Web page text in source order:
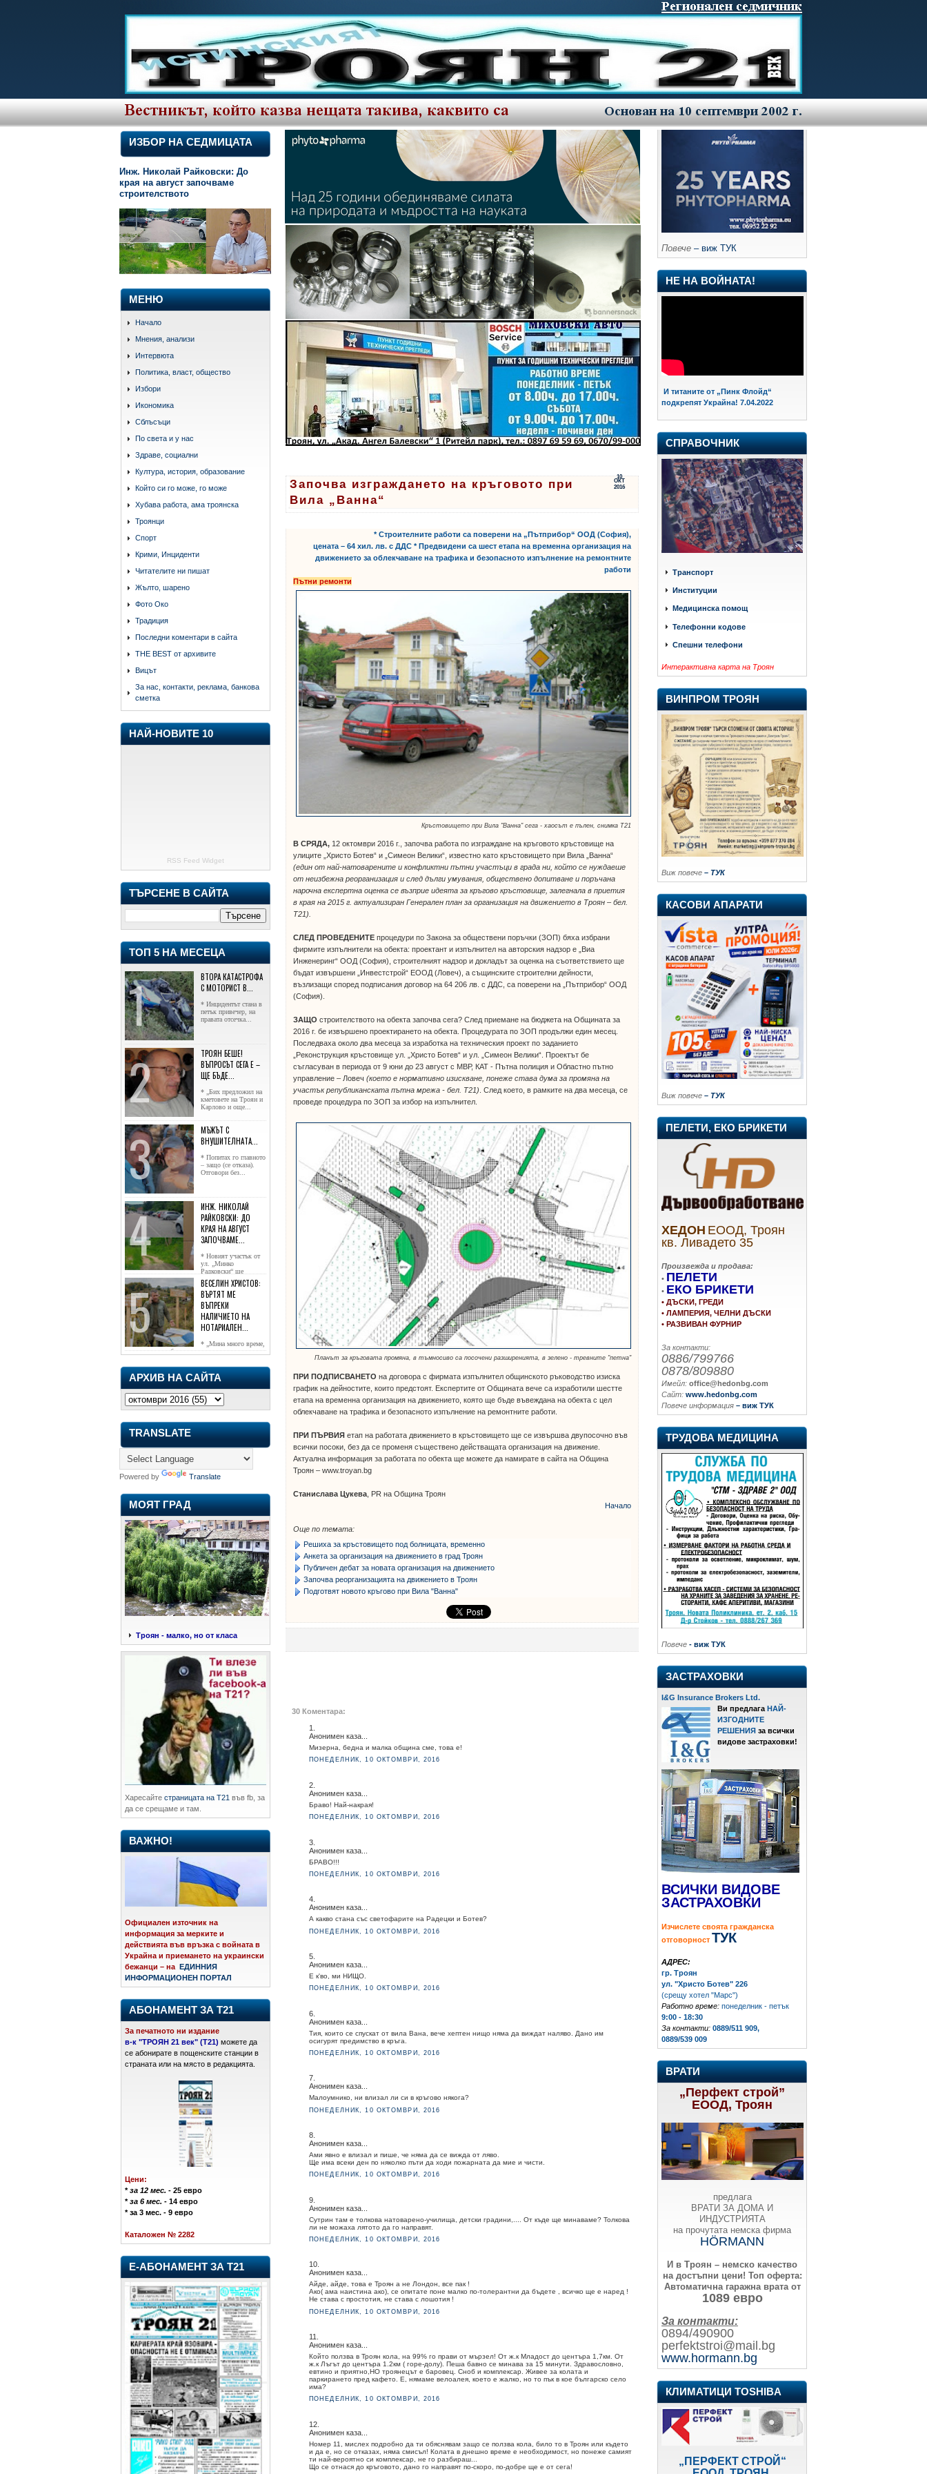
ИЗБОР НА СЕДМИЦАТА
Инж. Николай Райковски: До
края на август започваме
строителството
МЕНЮ
Начало
Мнения, анализи
Интервюта
Политика, власт, общество
Избори
Икономика
Сблъсъци
По света и у нас
Здраве, социални
Култура, история, образование
Който си го може, го може
Хубава работа, ама троянска
Троянци
Спорт
Крими, Инциденти
Читателите ни пишат
Жълто, шарено
Фото Око
Традиция
Последни коментари в сайта
THE BEST от архивите
Вицът
За нас, контакти, реклама, банкова
сметка
НАЙ-НОВИТЕ 10
RSS Feed Widget
ТЪРСЕНЕ В САЙТА
ТОП 5 НА МЕСЕЦА
ВТОРА КАТАСТРОФА
С МОТОРИСТ В...
* Инцидентът стана в
петък привечер, на
правата отсечка...
ТРОЯН БЕШЕ!
ВЪПРОСЪТ СЕГА Е –
ЩЕ БЪДЕ...
* „Бих предложил на
кметовете на Троян и
Карлово и още...
МЪЖЪТ С
ВНУШИТЕЛНАТА...
* Попитах го главното
– защо (се отказа).
Отговори без...
ИНЖ. НИКОЛАЙ
РАЙКОВСКИ: ДО
КРАЯ НА АВГУСТ
ЗАПОЧВАМЕ...
* Новият участък от
ул. „Минко
Радковски“ ще
достигне жк...
ВЕСЕЛИН ХРИСТОВ:
ВЪРТЯТ МЕ
ВЪПРЕКИ
НАЛИЧИЕТО НА
НОТАРИАЛЕН...
* „Мина много време,
чаках го да се обади, но нищо не...
АРХИВ НА САЙТА
TRANSLATE
Powered by Translate
МОЯТ ГРАД
Троян - малко, но от класа
Харесайте страницата на Т21 във fb, за
да се срещаме и там.
ВАЖНО!
Официален източник на
информация за мерките и
действията във връзка с войната в
Украйна и приемането на украински
бежанци – на
ЕДИННИЯ
ИНФОРМАЦИОНЕН ПОРТАЛ
АБОНАМЕНТ ЗА Т21
За печатното ни издание
в-к "ТРОЯН 21 век" (Т21) можете да
се абонирате в пощенските станции в
страната или на място в редакцията.
Цени:
*за 12 мес. - 25 евро
*за 6 мес. - 14 евро
* за 3 мес. - 9 евро
Каталожен № 2282
Е-АБОНАМЕНТ ЗА Т21
10
ОКТ
2016
Започва изграждането на кръговото при
Вила „Ванна“
* Строителните работи са поверени на „Пътприбор“ ООД (София),
цената – 64 хил. лв. с ДДС * Предвидени са шест етапа на временна организация на
движението за облекчаване на трафика и безопасното изпълнение на ремонтните
работи
Пътни ремонти
Кръстовището при Вила "Ванна" сега - хаосът е пълен, снимка Т21
В СРЯДА, 12 октомври 2016 г., започва работа по изграждане на кръговото кръстовище на
улиците „Христо Ботев“ и „Симеон Велики“, известно като кръстовището при Вила „Ванна“
(един от най-натоварените и конфликтни пътни участъци в града ни, който се нуждаеше
от неизбежна реорганизация и след дълги умувания, обществено допитване и поръчана
нарочна експертна оценка се възприе идеята за кръгово кръстовище, залегнала в приетия
в края на 2015 г. актуализиран Генерален план за организация на движението в Троян – бел.
Т21).
СЛЕД ПРОВЕДЕНИТЕ процедури по Закона за обществени поръчки (ЗОП) бяха избрани
фирмите изпълнители на обекта: проектант и изпълнител на авторския надзор е „Виа
Инженеринг“ ООД (София), строителният надзор и докладът за оценка на съответствието ще
бъдат извършени „Инвестстрой“ ЕООД (Ловеч), а същинските строителни дейности,
възлизащи според подписания договор на 64 206 лв. с ДДС, са поверени на „Пътприбор“ ООД
(София).
ЗАЩО строителството на обекта започва сега? След приемане на бюджета на Общината за
2016 г. бе извършено проектирането на обекта. Процедурата по ЗОП продължи един месец.
Последваха около два месеца за изработка на техническия проект по заданието
„Реконструкция кръстовище ул. „Христо Ботев“ и ул. „Симеон Велики“. Проектът бе
съгласуван в периода от 9 юни до 23 август с МВР, КАТ - Пътна полиция и Областно пътно
управление – Ловеч (което е нормативно изискване, понеже става дума за промяна на
участък републиканската пътна мрежа - бел. Т21) . След което, в рамките на два месеца, се
проведе процедура по ЗОП за избор на изпълнител.
Планът за кръговата промяна, в тъмносиво са посочени разширенията, в зелено - тревните "петна"
ПРИ ПОДПИСВАНЕТО на договора с фирмата изпълнител общинското ръководство изиска
график на дейностите, които предстоят. Експертите от Общината вече са изработили шестте
етапа на временна организация на движението, която ще бъде въвеждана на обекта с цел
облекчаване на трафика и безопасното изпълнение на ремонтните работи.
ПРИ ПЪРВИЯ етап на работата движението в кръстовището ще се извършва двупосочно във
всички посоки, без да се променя съществено действащата организация на движение.
Актуална информация за работата по обекта ще можете да намирате в сайта на Община
Троян – www.troyan.bg
Станислава Цукева , PR на Община Троян
Начало
Още по темата:
Решиха за кръстовището под болницата, временно
Анкета за организация на движението в град Троян
Публичен дебат за новата организация на движението
Започва реорганизацията на движението в Троян
Подготвят новото кръгово при Вила "Ванна"
30 Коментара:
1.
Анонимен каза...
Мизерна, бедна и малка община сме, това е!
ПОНЕДЕЛНИК, 10 ОКТОМВРИ, 2016
2.
Анонимен каза...
Браво! Най-накрая!
ПОНЕДЕЛНИК, 10 ОКТОМВРИ, 2016
3.
Анонимен каза...
БРАВО!!!
ПОНЕДЕЛНИК, 10 ОКТОМВРИ, 2016
4.
Анонимен каза...
А какво стана със светофарите на Радецки и Ботев?
ПОНЕДЕЛНИК, 10 ОКТОМВРИ, 2016
5.
Анонимен каза...
Е к'во, ми НИЩО.
ПОНЕДЕЛНИК, 10 ОКТОМВРИ, 2016
6.
Анонимен каза...
Тия, които се спускат от вила Вана, вече хептен нищо няма да виждат наляво. Дано им
осигурят предимство в кръга.
ПОНЕДЕЛНИК, 10 ОКТОМВРИ, 2016
7.
Анонимен каза...
Малоумнико, ни влизал ли си в кръгово някога?
ПОНЕДЕЛНИК, 10 ОКТОМВРИ, 2016
8.
Анонимен каза...
Ами явно е влизал и пише, че няма да се вижда от ляво.
Ще има всеки ден по няколко пъти да ходи пожарната да мие и чисти.
ПОНЕДЕЛНИК, 10 ОКТОМВРИ, 2016
9.
Анонимен каза...
Сутрин там е толкова натоварено-училища, детски градини,.... От къде ще минаваме? Толкова
ли не можаха лятото да го направят.
ПОНЕДЕЛНИК, 10 ОКТОМВРИ, 2016
10.
Анонимен каза...
Айде, айде, това е Троян а не Лондон, все пак !
Ако( ама наистина ако), се опитате поне малко по-толерантни да бъдете , всичко ще е наред !
Не става с простотия, не става с лошотия !
ПОНЕДЕЛНИК, 10 ОКТОМВРИ, 2016
11.
Анонимен каза...
Който ползва в Троян кола, на 99% го прави от мързел! От ж.к Младост до центъра 1,7км. От
ж.к Лъгът до центъра 1.2км ( горе-долу). Пеша бавно се минава за 15 минути. Здравословно,
евтино и приятно,НО троянецът е баровец. Сноб и комплексар. Живее за колата и
паркирането пред кафето. Е, нямаме велоалея, което е жалко, но то пък в кое българско село
има?
ПОНЕДЕЛНИК, 10 ОКТОМВРИ, 2016
12.
Анонимен каза...
Номер 11, мислех подробно да ти обяснявам защо се ползва кола, било то в Троян или където
и да е, но се отказах, няма смисъл! Колата в днешно време е необходимост, но понеже самият
ти най-вероятно си комплексар, не го разбираш...
Що се отнася до кръговото, дано го направят по-скоро, по-добре ще е от сега!
Повече – виж ТУК
НЕ НА ВОЙНАТА!
И титаните от „Пинк Флойд“
подкрепят Украйна! 7.04.2022
СПРАВОЧНИК
Транспорт
Институции
Медицинска помощ
Телефонни кодове
Спешни телефони
Интерактивна карта на Троян
ВИНПРОМ ТРОЯН
Виж повече – ТУК
КАСОВИ АПАРАТИ
Виж повече – ТУК
ПЕЛЕТИ, ЕКО БРИКЕТИ
ХЕДОН ЕООД, Троян
кв. Ливадето 35
Произвежда и продава:
• ПЕЛЕТИ
• ЕКО БРИКЕТИ
• ДЪСКИ, ГРЕДИ
• ЛАМПЕРИЯ, ЧЕЛНИ ДЪСКИ
• РАЗВИВАН ФУРНИР
За контакти:
0886/799766
0878/809880
Имейл: office@hedonbg.com
Сайт: www.hedonbg.com
Повече информация – виж ТУК
ТРУДОВА МЕДИЦИНА
Повече - виж ТУК
ЗАСТРАХОВКИ
I&G Insurance Brokers Ltd.
Ви предлага НАЙ-
ИЗГОДНИТЕ
РЕШЕНИЯ за всички
видове застраховки!
ВСИЧКИ ВИДОВЕ
ЗАСТРАХОВКИ
Изчислете своята гражданска
отговорност ТУК
АДРЕС:
гр. Троян
ул. "Христо Ботев" 226
(срещу хотел "Марс")
Работно време: понеделник - петък
9:00 - 18:30
За контакти: 0889/511 909,
0889/539 009
ВРАТИ
„Перфект строй”
ЕООД, Троян
предлага
ВРАТИ ЗА ДОМА И
ИНДУСТРИЯТА
на прочутата немска фирма
HÖRMANN
И в Троян – немско качество
на достъпни цени! Топ оферта:
Автоматична гаражна врата от
1089 евро
За контакти:
0894/490900
perfektstroi@mail.bg
www.hormann.bg
КЛИМАТИЦИ TOSHIBA
„ПЕРФЕКТ СТРОЙ“